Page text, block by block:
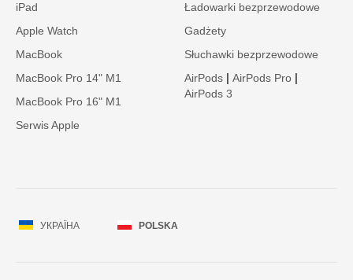
iPad
Apple Watch
MacBook
MacBook Pro 14" M1
MacBook Pro 16" M1
Serwis Apple
Ładowarki bezprzewodowe
Gadżety
Słuchawki bezprzewodowe
AirPods | AirPods Pro |
AirPods 3
УКРАЇНА POLSKA